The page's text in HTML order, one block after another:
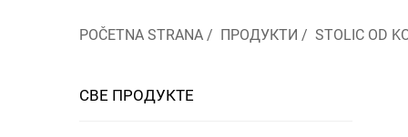
POČETNA STRANA / ПРОДУКТИ / STOLIC OD
СВЕ ПРОДУКТЕ